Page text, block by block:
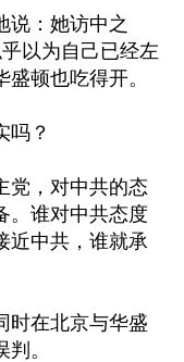
说：她访中之
以为自己已经左
顿也吃得开。
吗？
党，对中共的态
。谁对中共态度
近中共，谁就承
时在北京与华盛
。